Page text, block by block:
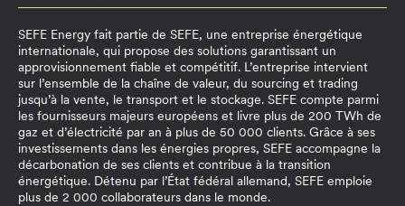
SEFE Energy fait partie de SEFE, une entreprise énergétique
internationale, qui propose des solutions garantissant un
approvisionnement fiable et compétitif. L’entreprise intervient
sur l’ensemble de la chaîne de valeur, du sourcing et trading
jusqu’à la vente, le transport et le stockage. SEFE compte parmi
les fournisseurs majeurs européens et livre plus de 200 TWh de
gaz et d’électricité par an à plus de 50 000 clients. Grâce à ses
investissements dans les énergies propres, SEFE accompagne la
décarbonation de ses clients et contribue à la transition
énergétique. Détenu par l’État fédéral allemand, SEFE emploie
plus de 2 000 collaborateurs dans le monde.